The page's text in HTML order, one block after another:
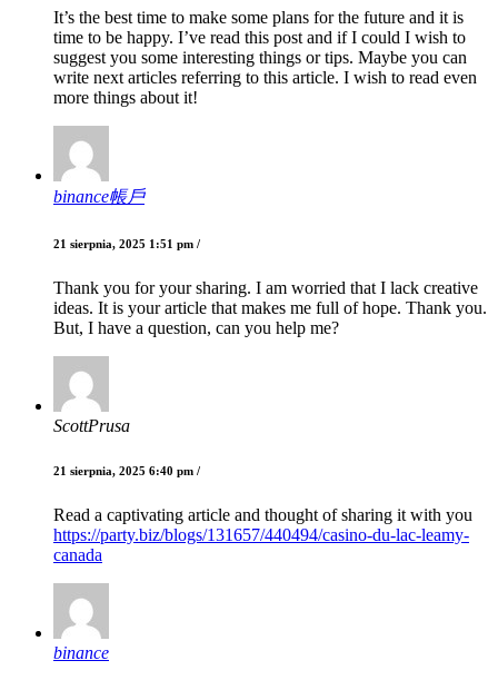
It’s the best time to make some plans for the future and it is
time to be happy. I’ve read this post and if I could I wish to
suggest you some interesting things or tips. Maybe you can
write next articles referring to this article. I wish to read even
more things about it!
binance帳戶
21 sierpnia, 2025 1:51 pm /
Thank you for your sharing. I am worried that I lack creative
ideas. It is your article that makes me full of hope. Thank you.
But, I have a question, can you help me?
ScottPrusa
21 sierpnia, 2025 6:40 pm /
Read a captivating article and thought of sharing it with you
https://party.biz/blogs/131657/440494/casino-du-lac-leamy-
canada
binance